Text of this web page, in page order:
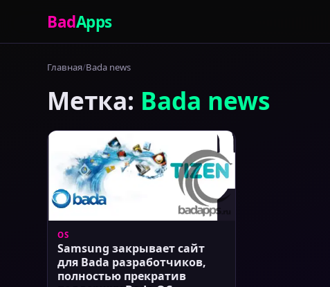
BadApps
Главная Bada news
Метка: Bada news
OS
Samsung закрывает сайт
для Bada разработчиков,
полностью прекратив